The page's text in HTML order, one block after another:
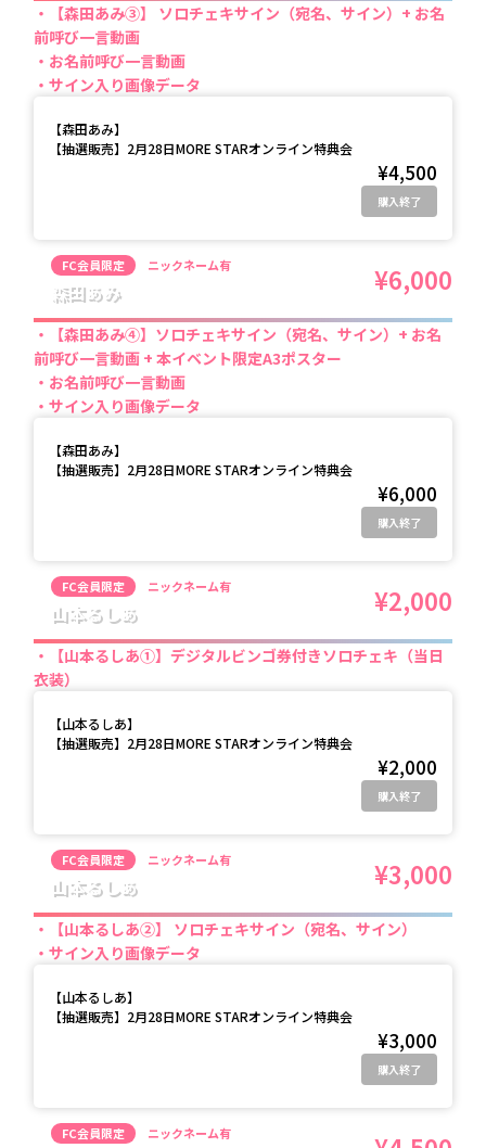
【森田あみ③】 ソロチェキサイン（宛名、サイン）+ お名
前呼び一言動画
お名前呼び一言動画
サイン入り画像データ
【森田あみ】
【抽選販売】2月28日MORE STARオンライン特典会
¥4,500
購入終了
FC会員限定 ニックネーム有
森田あみ ¥6,000
【森田あみ④】ソロチェキサイン（宛名、サイン）+ お名
前呼び一言動画 + 本イベント限定A3ポスター
お名前呼び一言動画
サイン入り画像データ
【森田あみ】
【抽選販売】2月28日MORE STARオンライン特典会
¥6,000
購入終了
FC会員限定 ニックネーム有
山本るしあ ¥2,000
【山本るしあ①】デジタルビンゴ券付きソロチェキ（当日
衣装）
【山本るしあ】
【抽選販売】2月28日MORE STARオンライン特典会
¥2,000
購入終了
FC会員限定 ニックネーム有
山本るしあ ¥3,000
【山本るしあ②】 ソロチェキサイン（宛名、サイン）
サイン入り画像データ
【山本るしあ】
【抽選販売】2月28日MORE STARオンライン特典会
¥3,000
購入終了
FC会員限定 ニックネーム有